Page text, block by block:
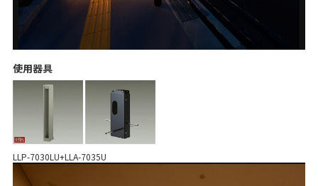
使用器具
LLP-7030LU+LLA-7035U